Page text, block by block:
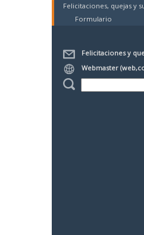
Felicitaciones, quejas y
Formulario
Felicitaciones y
Webmaster